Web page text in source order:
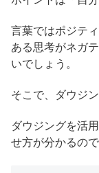
言葉ではポジテ
ある思考がネガ
いでしょう。
そこで、ダウジン
ダウジングを活
せ方が分かるので